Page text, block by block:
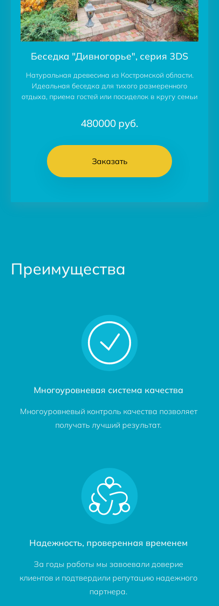
Беседка "Дивногорье", серия 3DS
Натуральная древесина из Костромской области.
Идеальная беседка для тихого размеренного
отдыха, приема гостей или посиделок в кругу семьи
480000 руб.
Заказать
Преимущества
Многоуровневая система качества
Многоуровневый контроль качества позволяет
получать лучший результат.
Надежность, проверенная временем
За годы работы мы завоевали доверие
клиентов и подтвердили репутацию надежного
партнера.